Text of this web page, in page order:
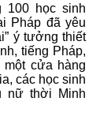
100 học sinh
Pháp đã yêu
ý tưởng thiết
tiếng Pháp,
cửa hàng
các học sinh
nữ thời Minh